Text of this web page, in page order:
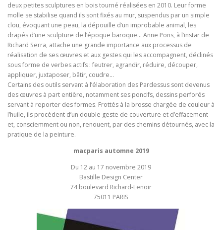
deux petites sculptures en bois tourné réalisées en 2010. Leur forme
molle se stabilise quand ils sont fixés au mur, suspendus par un simple
clou, évoquant une peau, la dépouille d’un improbable animal, les
drapés d’une sculpture de l’époque baroque… Anne Pons, à l’instar de
Richard Serra, attache une grande importance aux processus de
réalisation de ses œuvres et aux gestes qui les accompagnent, déclinés
sous forme de verbes actifs : feutrer, agrandir, réduire, découper,
appliquer, juxtaposer, bâtir, coudre…
Certains des outils servant à l’élaboration des Pardessus sont devenus
des œuvres à part entière, notamment ses poncifs, dessins perforés
servant à reporter des formes. Frottés à la brosse chargée de couleur à
l’huile, ils procèdent d’un double geste de couverture et d’effacement
et, consciemment ou non, renouent, par des chemins détournés, avec la
pratique de la peinture.
macparis automne 2019
Du 12 au 17 novembre 2019
Bastille Design Center
74 boulevard Richard-Lenoir
75011 PARIS